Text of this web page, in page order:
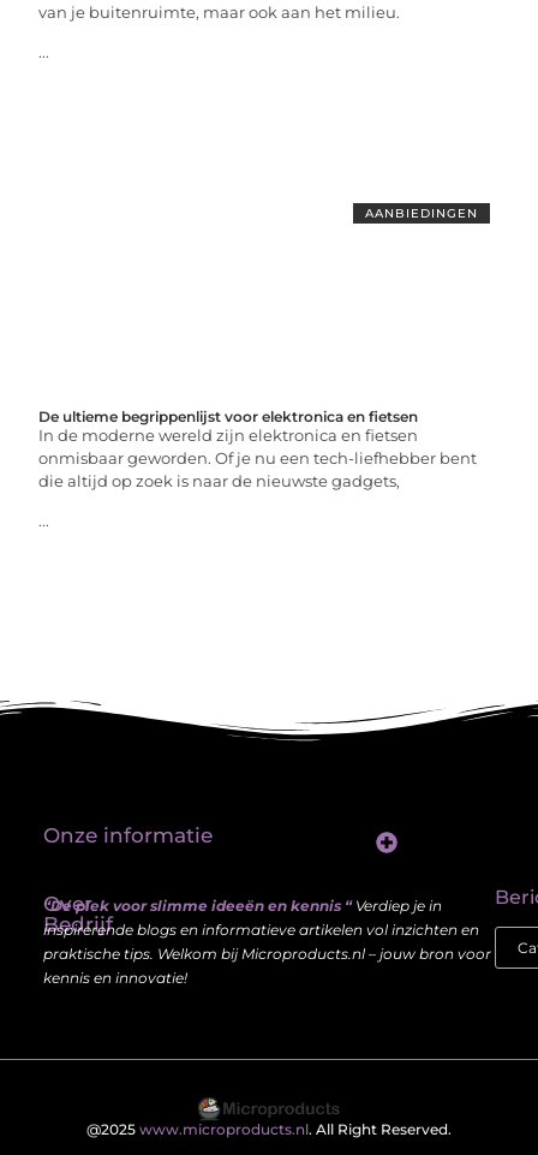
van je buitenruimte, maar ook aan het milieu.
...
AANBIEDINGEN
De ultieme begrippenlijst voor elektronica en fietsen
In de moderne wereld zijn elektronica en fietsen
onmisbaar geworden. Of je nu een tech-liefhebber bent
die altijd op zoek is naar de nieuwste gadgets,
...
Over
Bedrijf
“De plek voor slimme ideeën en kennis “Verdiep je in
inspirerende blogs en informatieve artikelen vol inzichten en
praktische tips. Welkom bij Microproducts.nl – jouw bron voor
kennis en innovatie!
Onze informatie
@2025 www.microproducts.nl. All Right Reserved.